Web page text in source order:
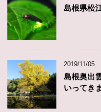
島根県松
2019/11/05
島根奥出
いってき